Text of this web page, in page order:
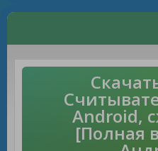
Android,
[Полная